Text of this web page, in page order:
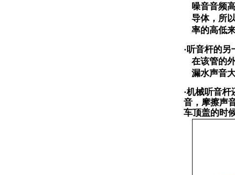
噪音音频
导体，所
率的高低
·听音杆的
在该管的
漏水声音
·机械听音
音，摩擦声
车顶盖的时